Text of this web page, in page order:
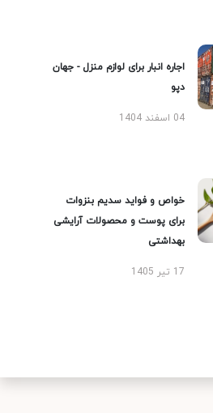
اجاره انبار برای لوازم منزل - جهان
دپو
04 اسفند 1404
خواص و فواید سدیم بنزوات
برای پوست و محصولات آرایشی
بهداشتی
17 تیر 1405